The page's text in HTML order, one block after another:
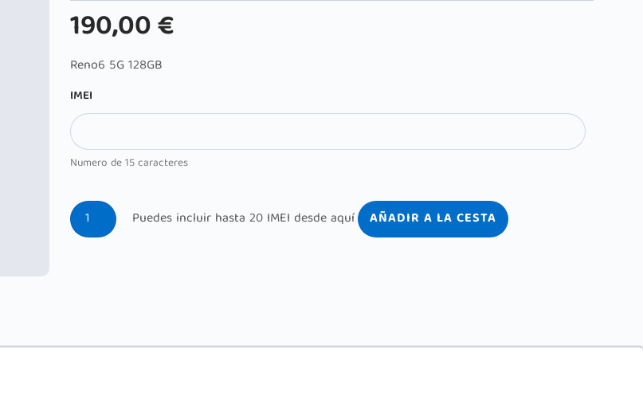
190,00€
Reno6 5G 128GB
IMEI
Numero de 15 caracteres
AÑADIR A LA CESTA